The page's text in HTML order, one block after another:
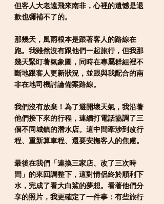
但客人大老遠飛來南非，心裡的遺憾是退
款也彌補不了的。
那幾天，風雨根本是跟著客人的路線在
跑。我雖然沒有跟他們一起旅行，但我那
幾天緊盯著氣象圖，同時在專屬群組裡不
斷地跟客人更新狀況，並跟與我配合的南
非在地司機討論備案路線。
我們沒有放棄！為了避開壞天氣，我沿著
他們接下來的行程，連續打電話協調了三
個不同城鎮的潛水店。這中間牽涉到改行
程、重新算車程、還要安撫客人的焦慮。
最後在我們「連換三家店、改了三次時
間」的來回調整下，這對情侶終於順利下
水，完成了看大白鯊的夢想。 看著他們分
享的照片，我更確定了一件事：有些旅行